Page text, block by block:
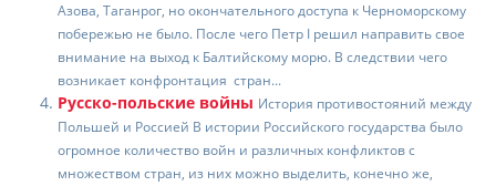
Азова, Таганрог, но окончательного доступа к Черноморскому
побережью не было. После чего Петр I решил направить свое
внимание на выход к Балтийскому морю. В следствии чего
возникает конфронтация стран...
Русско-польские войны История противостояний между
Польшей и Россией В истории Российского государства было
огромное количество войн и различных конфликтов с
множеством стран, из них можно выделить, конечно же,